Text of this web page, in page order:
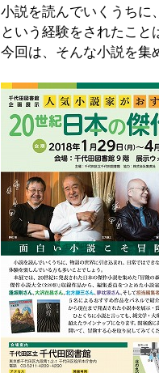
小説を読んでいくうちに
という経験をされたこと
今回は、そんな小説を集